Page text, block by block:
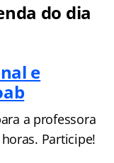
do dia
e
a professora
Participe!